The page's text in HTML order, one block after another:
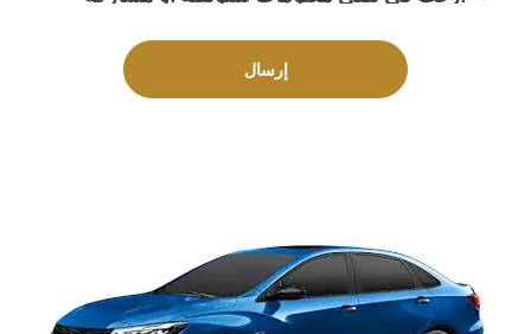
بمعلومات تسويقية
إرسال